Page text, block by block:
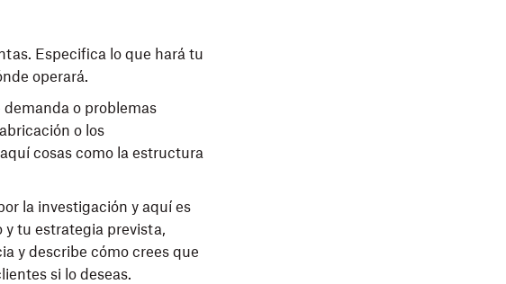
Especifica lo que hará tu
operará.
o problemas
o los
cosas como la estructura
la investigación y aquí es
y tu estrategia prevista,
y describe cómo crees que
si lo deseas.